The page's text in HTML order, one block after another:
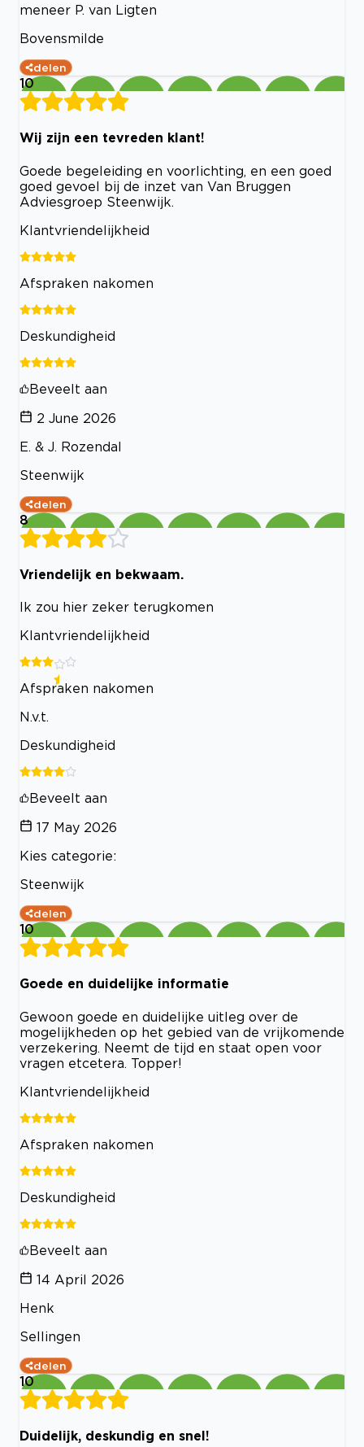
meneer P. van Ligten
Bovensmilde
delen
10
Wij zijn een tevreden klant!
Goede begeleiding en voorlichting, en een goed
goed gevoel bij de inzet van Van Bruggen
Adviesgroep Steenwijk.
Klantvriendelijkheid
Afspraken nakomen
Deskundigheid
Beveelt aan
2 June 2026
E. & J. Rozendal
Steenwijk
delen
8
Vriendelijk en bekwaam.
Ik zou hier zeker terugkomen
Klantvriendelijkheid
Afspraken nakomen
N.v.t.
Deskundigheid
Beveelt aan
17 May 2026
Kies categorie:
Steenwijk
delen
10
Goede en duidelijke informatie
Gewoon goede en duidelijke uitleg over de
mogelijkheden op het gebied van de vrijkomende
verzekering. Neemt de tijd en staat open voor
vragen etcetera. Topper!
Klantvriendelijkheid
Afspraken nakomen
Deskundigheid
Beveelt aan
14 April 2026
Henk
Sellingen
delen
10
Duidelijk, deskundig en snel!